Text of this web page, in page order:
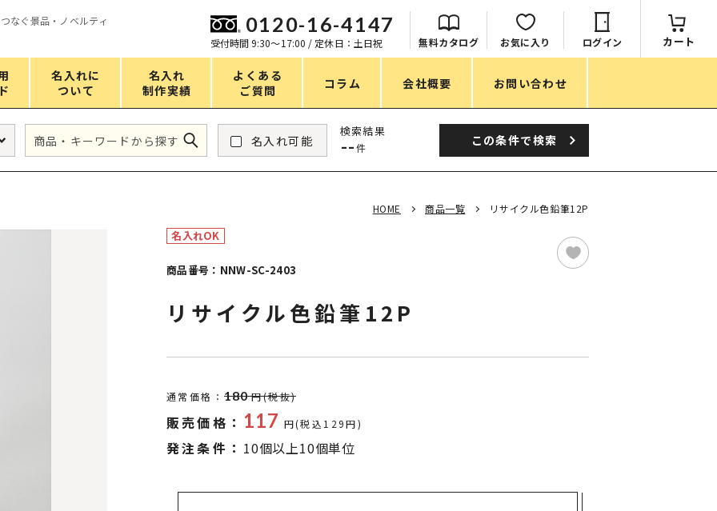
なぐ景品・ノベルティ
0120-16-4147
受付時間 9:30〜17:00 / 定休日：土日祝 無料カタログ お気に入り ログイン カート
名入れに
ついて
名入れ
制作実績
よくある
ご質問
コラム 会社概要 お問い合わせ
価格
151～200円
201～250円
251～300円
501～1,000円
1,000～2,000円
2,000～3,000円
目的・シーン
名入れ可能
検索結果
-- 件 この条件で検索
HOME 商品一覧 リサイクル色鉛筆12P
名入れOK
商品番号：NNW-SC-2403
リサイクル色鉛筆12P
通常価格： 180 円(税抜)
販売価格： 117 円(税込129円)
発注条件： 10個以上10個単位